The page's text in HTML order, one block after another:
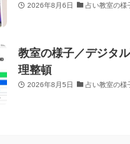
2026年8月6日 占い教室の様
教室の様子／デジタ
理整頓
2026年8月5日 占い教室の様